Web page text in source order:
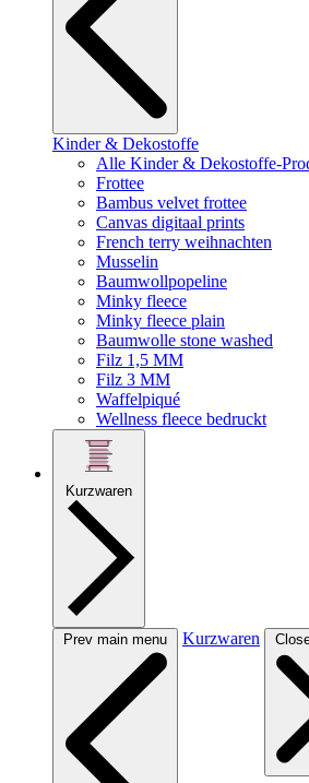
Kinder & Dekostoffe
Alle Kinder & Dekostoffe-
Frottee
Bambus velvet frottee
Canvas digitaal prints
French terry weihnachten
Musselin
Baumwollpopeline
Minky fleece
Minky fleece plain
Baumwolle stone washed
Filz 1,5 MM
Filz 3 MM
Waffelpiqué
Wellness fleece bedruckt
Kurzwaren
Prev main menu Kurzwaren